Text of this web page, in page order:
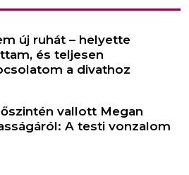
új ruhát – helyette
és teljesen
a divathoz
vallott Megan
A testi vonzalom